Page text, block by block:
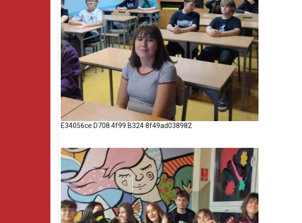
E34056ce D708 4f99 B324 8f49ad038982